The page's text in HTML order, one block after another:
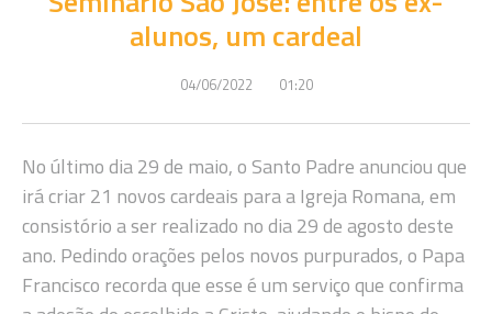
alunos, um cardeal
04/06/2022 01:20
No último dia 29 de maio, o Santo Padre anunciou que
irá criar 21 novos cardeais para a Igreja Romana, em
consistório a ser realizado no dia 29 de agosto deste
ano. Pedindo orações pelos novos purpurados, o Papa
Francisco recorda que esse é um serviço que confirma